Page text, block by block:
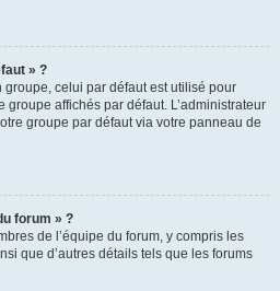
» ?
groupe, celui par défaut est utilisé pour
affichés par défaut. L’administrateur
groupe par défaut via votre panneau de
forum » ?
de l’équipe du forum, y compris les
que d’autres détails tels que les forums